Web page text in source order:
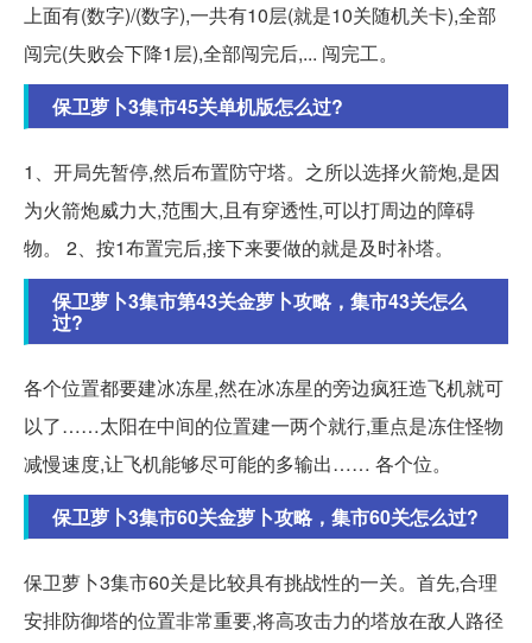
上面有(数字)/(数字),一共有10层(就是10关随机关卡),全部
闯完(失败会下降1层),全部闯完后,... 闯完工。
保卫萝卜3集市45关单机版怎么过?
1、开局先暂停,然后布置防守塔。之所以选择火箭炮,是因
为火箭炮威力大,范围大,且有穿透性,可以打周边的障碍
物。 2、按1布置完后,接下来要做的就是及时补塔。
保卫萝卜3集市第43关金萝卜攻略，集市43关怎么
过?
各个位置都要建冰冻星,然在冰冻星的旁边疯狂造飞机就可
以了……太阳在中间的位置建一两个就行,重点是冻住怪物
减慢速度,让飞机能够尽可能的多输出…… 各个位。
保卫萝卜3集市60关金萝卜攻略，集市60关怎么过?
保卫萝卜3集市60关是比较具有挑战性的一关。首先,合理
安排防御塔的位置非常重要,将高攻击力的塔放在敌人路径